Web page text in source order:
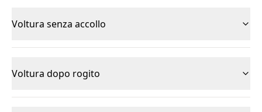
Voltura senza accollo
Voltura dopo rogito